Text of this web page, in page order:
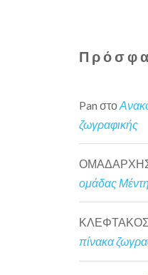
Pan στο
ζωγραφικής
ομάδας
ΚΛΕΦΤΑΚΟΣ
πίνακα